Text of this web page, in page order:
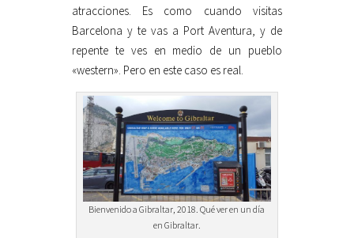
atracciones. Es como cuando visitas
Barcelona y te vas a Port Aventura, y de
repente te ves en medio de un pueblo
«western». Pero en este caso es real.
Bienvenido a Gibraltar, 2018. Qué ver en un día
en Gibraltar.